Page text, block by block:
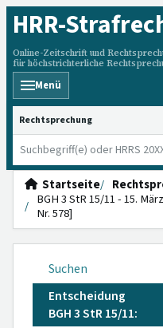
HRR-
Online-Zeitschrift und
für höchstrichterliche
Menü
HRRS durchsuchen
Startseite
BGH 3 StR 15/11 - 15.
Nr. 578]
Suchen
Entscheidung
BGH 3 StR 15/11: